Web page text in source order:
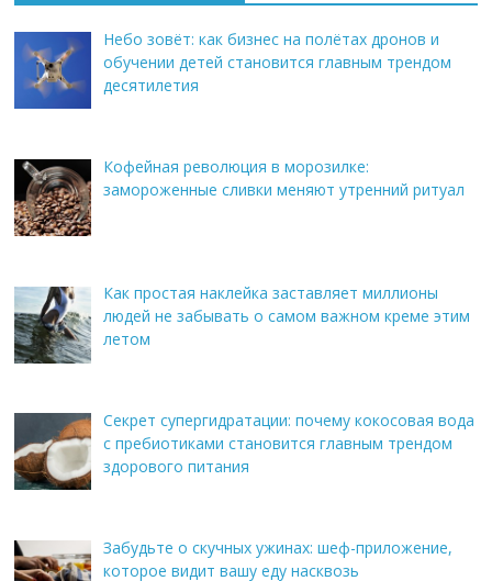
Небо зовёт: как бизнес на полётах дронов и
обучении детей становится главным трендом
десятилетия
Кофейная революция в морозилке:
замороженные сливки меняют утренний ритуал
Как простая наклейка заставляет миллионы
людей не забывать о самом важном креме этим
летом
Секрет супергидратации: почему кокосовая вода
с пребиотиками становится главным трендом
здорового питания
Забудьте о скучных ужинах: шеф-приложение,
которое видит вашу еду насквозь